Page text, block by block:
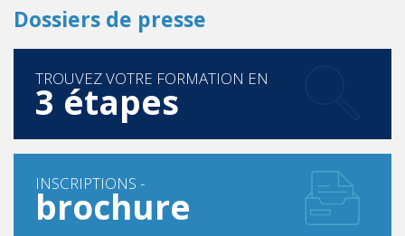
TROUVEZ VOTRE FORMATION EN
3 étapes
INSCRIPTIONS -
brochure